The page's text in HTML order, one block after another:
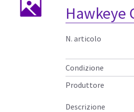
Hawkeye
N. articolo
Condizione
Produttore
Descrizione